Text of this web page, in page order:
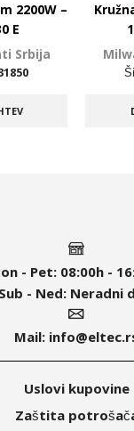
2200W –
E
Srbija
- Pet: 08:00h -
Sub - Ned:Neradni
Mail:
Uslovi kupovine
Zaštita